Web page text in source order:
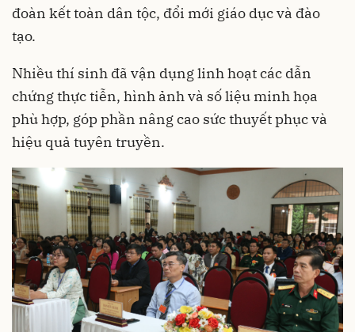
đoàn kết toàn dân tộc, đổi mới giáo dục và đào
tạo.
Nhiều thí sinh đã vận dụng linh hoạt các dẫn
chứng thực tiễn, hình ảnh và số liệu minh họa
phù hợp, góp phần nâng cao sức thuyết phục và
hiệu quả tuyên truyền.